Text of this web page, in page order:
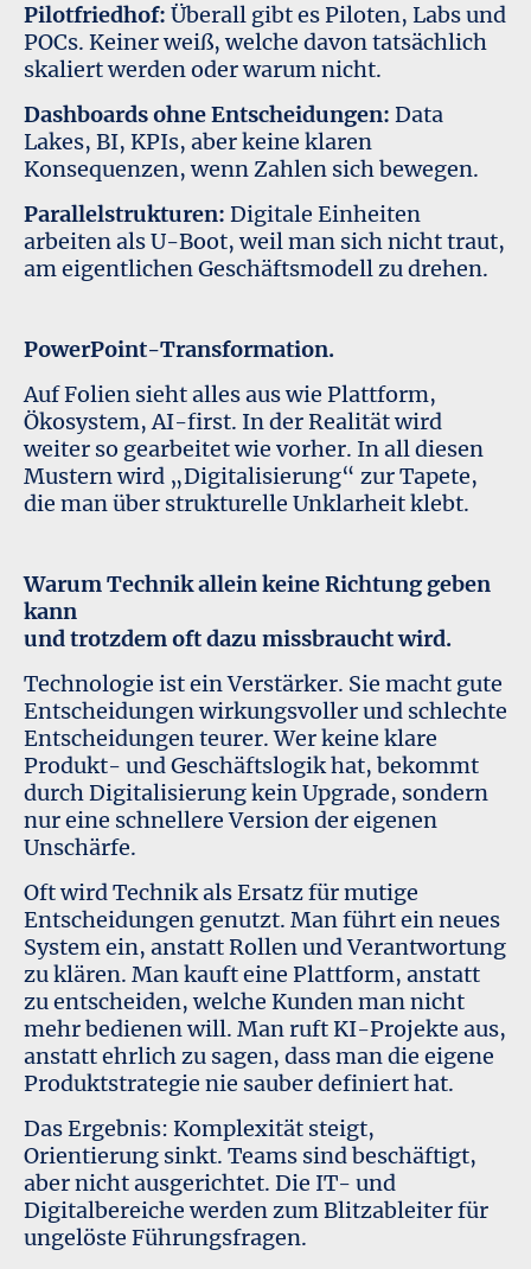
Pilotfriedhof: Überall gibt es Piloten, Labs und
POCs. Keiner weiß, welche davon tatsächlich
skaliert werden oder warum nicht.
Dashboards ohne Entscheidungen: Data
Lakes, BI, KPIs, aber keine klaren
Konsequenzen, wenn Zahlen sich bewegen.
Parallelstrukturen: Digitale Einheiten
arbeiten als U-Boot, weil man sich nicht traut,
am eigentlichen Geschäftsmodell zu drehen.
PowerPoint-Transformation.
Auf Folien sieht alles aus wie Plattform,
Ökosystem, AI-first. In der Realität wird
weiter so gearbeitet wie vorher. In all diesen
Mustern wird „Digitalisierung“ zur Tapete,
die man über strukturelle Unklarheit klebt.
Warum Technik allein keine Richtung geben
kann
und trotzdem oft dazu missbraucht wird.
Technologie ist ein Verstärker. Sie macht gute
Entscheidungen wirkungsvoller und schlechte
Entscheidungen teurer. Wer keine klare
Produkt- und Geschäftslogik hat, bekommt
durch Digitalisierung kein Upgrade, sondern
nur eine schnellere Version der eigenen
Unschärfe.
Oft wird Technik als Ersatz für mutige
Entscheidungen genutzt. Man führt ein neues
System ein, anstatt Rollen und Verantwortung
zu klären. Man kauft eine Plattform, anstatt
zu entscheiden, welche Kunden man nicht
mehr bedienen will. Man ruft KI-Projekte aus,
anstatt ehrlich zu sagen, dass man die eigene
Produktstrategie nie sauber definiert hat.
Das Ergebnis: Komplexität steigt,
Orientierung sinkt. Teams sind beschäftigt,
aber nicht ausgerichtet. Die IT- und
Digitalbereiche werden zum Blitzableiter für
ungelöste Führungsfragen.